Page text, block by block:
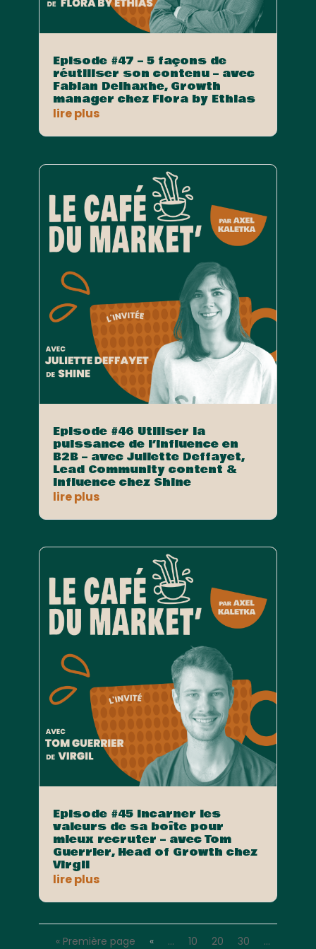
Episode #47 – 5 façons de
réutiliser son contenu – avec
Fabian Delhaxhe, Growth
manager chez Flora by Ethias
lire plus
Episode #46 Utiliser la
puissance de l’influence en
B2B – avec Juliette Deffayet,
Lead Community content &
Influence chez Shine
lire plus
Episode #45 Incarner les
valeurs de sa boîte pour
mieux recruter – avec Tom
Guerrier, Head of Growth chez
Virgil
lire plus
« Première page « … 10 20 30
…